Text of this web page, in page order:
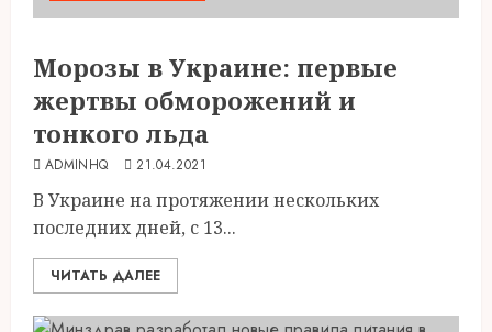
Морозы в Украине: первые
жертвы обморожений и
тонкого льда
ADMINHQ 21.04.2021
В Украине на протяжении нескольких
последних дней, с 13...
ЧИТАТЬ ДАЛЕЕ